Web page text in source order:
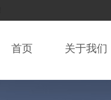
首页 关于我们